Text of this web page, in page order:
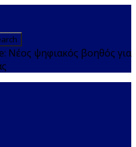
Νέος ψηφιακός βοηθός για